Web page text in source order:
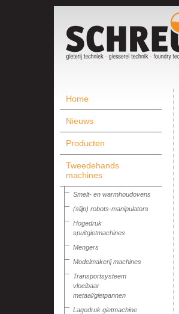
Home
Nieuws
Producten
Tweedehands
machines
Smelt- en warmhoudovens
(slijp) robots-manipulators
Hogedruk
spuitgietmachines
Mengers
Modelmakerij machines
Transportsysteem
vloeibaar
metaal/gietpannen
Lagedruk gietmachine